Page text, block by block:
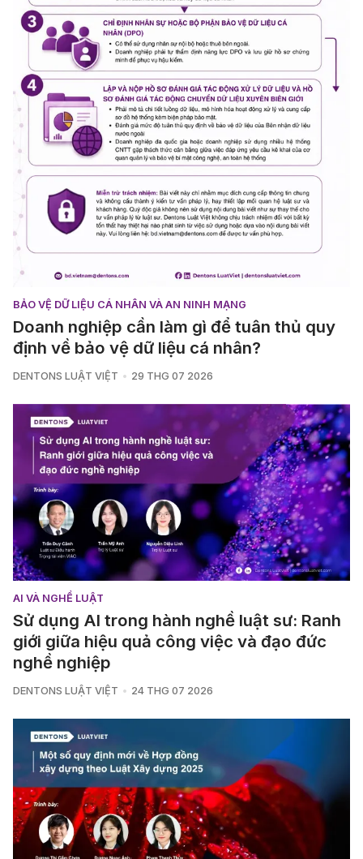
BẢO VỆ DỮ LIỆU CÁ NHÂN VÀ AN NINH MẠNG
Doanh nghiệp cần làm gì để tuân thủ quy
định về bảo vệ dữ liệu cá nhân?
DENTONS LUẬT VIỆT 29 THG 07 2026
AI VÀ NGHỀ LUẬT
Sử dụng AI trong hành nghề luật sư: Ranh
giới giữa hiệu quả công việc và đạo đức
nghề nghiệp
DENTONS LUẬT VIỆT 24 THG 07 2026